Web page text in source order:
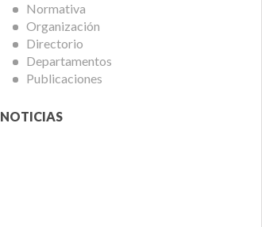
Normativa
Organización
Directorio
Departamentos
Publicaciones
NOTICIAS